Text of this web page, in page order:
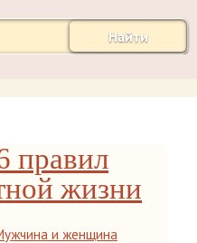
Найти
правил
жизни
и женщина